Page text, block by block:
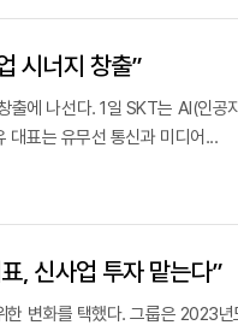
시너지 창출”
출에 나선다. 1일 SKT는 AI(인공
대표는 유무선 통신과 미디어...
, 신사업 투자 맡는다”
한 변화를 택했다. 그룹은 2023